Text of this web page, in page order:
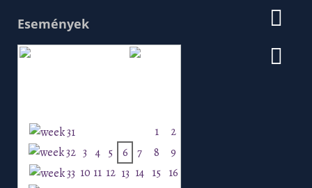
Események
1
2
3 4 5 6 7 8
9
10 11 12 13 14 15 16